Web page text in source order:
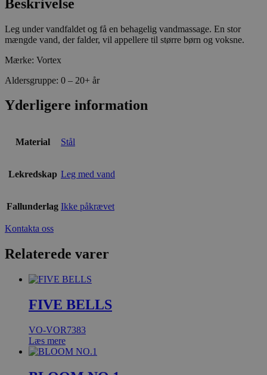
Beskrivelse
Leg under vandfaldet og få en behagelig vandmassage. En stor
mængde vand, der falder, vil appellere til større børn og voksne.
Mærke: Vortex
Aldersgruppe: 0 – 20+ år
Yderligere information
Material Stål
Lekredskap Leg med vand
Fallunderlag Ikke påkrævet
Kontakta oss
Relaterede varer
FIVE BELLS
VO-VOR7383
Læs mere